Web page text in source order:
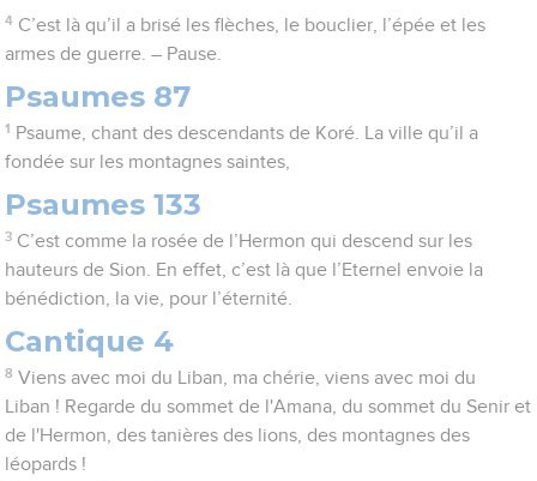
4 C’est là qu’il a brisé les flèches, le bouclier, l’épée et les
armes de guerre. – Pause.
Psaumes 87
1 Psaume, chant des descendants de Koré. La ville qu’il a
fondée sur les montagnes saintes,
Psaumes 133
3 C’est comme la rosée de l’Hermon qui descend sur les
hauteurs de Sion. En effet, c’est là que l’Eternel envoie la
bénédiction, la vie, pour l’éternité.
Cantique 4
8 Viens avec moi du Liban, ma chérie, viens avec moi du
Liban ! Regarde du sommet de l'Amana, du sommet du Senir et
de l'Hermon, des tanières des lions, des montagnes des
léopards !